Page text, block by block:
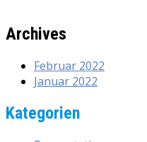
Archives
Februar 2022
Januar 2022
Kategorien